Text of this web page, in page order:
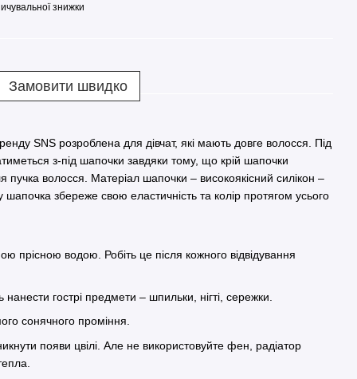
знижки
Замовити швидко
SNS розроблена для дівчат, які мають довге волосся. Під
з-під шапочки завдяки тому, що крій шапочки
пучка волосся. Матеріал шапочки – високоякісний силікон –
шапочка збереже свою еластичність та колір протягом усього
прісною водою. Робіть це після кожного відвідування
нанести гострі предмети – шпильки, нігті, сережки.
сонячного проміння.
появи цвілі. Але не використовуйте фен, радіатор